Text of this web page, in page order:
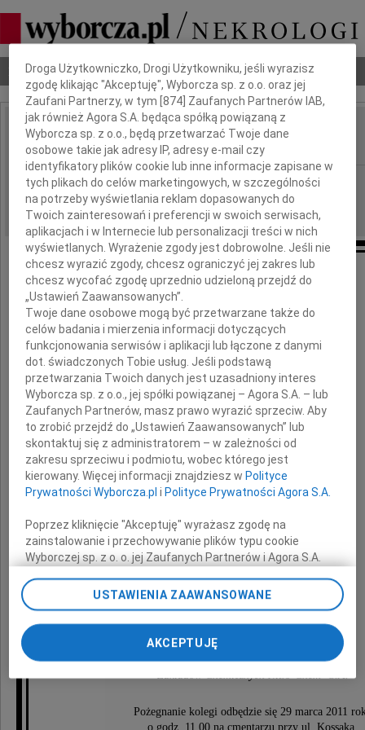
Nekrologi Odeszli Poradnik pogrzebowy
IMIĘ I NAZWISKO: Zenon Magda
REGION: Bydgoszcz
DATA EMISJI: 28.03.2011
Z głębokim żalem przyjęliśmy wiadomość,
że odszedł nasz długoletni i ceniony
pracownik i kolega
Zenon Magda
Rodzinie i bliskim
zmarłego
wyrazy głębokiego współczucia
Prezes Zarządu i Pracownicy
Zakładów Chemicznych Nitro-Chem" S.A.
Pożegnanie kolegi odbędzie się 29 marca 2011
o godz. 11.00 na cmentarzu przy ul. Kossaka.
Dbamy o Twoją prywatność
Droga Użytkowniczko, Drogi Użytkowniku, jeśli wyrazisz
zgodę klikając "Akceptuję", Wyborcza sp. z o.o. oraz jej
Zaufani Partnerzy, w tym [874 ] Zaufanych Partnerów IAB,
jak również Agora S.A. będąca spółką powiązaną z
Wyborcza sp. z o.o., będą przetwarzać Twoje dane
osobowe takie jak adresy IP, adresy e-mail czy
identyfikatory plików cookie lub inne informacje zapisane w
tych plikach do celów marketingowych, w szczególności
na potrzeby wyświetlania reklam dopasowanych do
Twoich zainteresowań i preferencji w swoich serwisach,
aplikacjach i w Internecie lub personalizacji treści w nich
wyświetlanych. Wyrażenie zgody jest dobrowolne. Jeśli nie
chcesz wyrazić zgody, chcesz ograniczyć jej zakres lub
chcesz wycofać zgodę uprzednio udzieloną przejdź do
„Ustawień Zaawansowanych”.
Twoje dane osobowe mogą być przetwarzane także do
celów badania i mierzenia informacji dotyczących
funkcjonowania serwisów i aplikacji lub łączone z danymi
dot. świadczonych Tobie usług. Jeśli podstawą
przetwarzania Twoich danych jest uzasadniony interes
Wyborcza sp. z o.o., jej spółki powiązanej – Agora S.A. – lub
Zaufanych Partnerów, masz prawo wyrazić sprzeciw. Aby
to zrobić przejdź do „Ustawień Zaawansowanych” lub
skontaktuj się z administratorem – w zależności od
zakresu sprzeciwu i podmiotu, wobec którego jest
kierowany. Więcej informacji znajdziesz w Polityce
Prywatności Wyborcza.pl i Polityce Prywatności Agora S.A.
Poprzez kliknięcie "Akceptuję" wyrażasz zgodę na
zainstalowanie i przechowywanie plików typu cookie
Wyborczej sp. z o. o. jej Zaufanych Partnerów i Agora S.A.
chwili zmienić swoje preferencje dot. plików cookie,
ponownie wywołując narzędzie do zarządzania Twoimi
preferencjami dot. przetwarzania danych poprzez
odnośnik „Ustawienia prywatności” w stopce serwisu i
przechodząc do sekcji „Ustawienia zaawansowane”.
My, nasi Zaufani Partnerzy i Agora S.A. możemy
USTAWIENIA ZAAWANSOWANE
AKCEPTUJĘ